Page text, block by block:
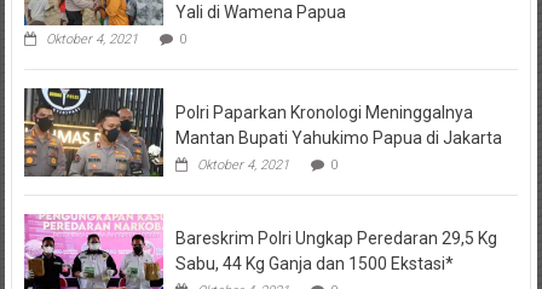
Yali di Wamena Papua
Oktober 4, 2021 0
Polri Paparkan Kronologi Meninggalnya
Mantan Bupati Yahukimo Papua di Jakarta
Oktober 4, 2021 0
Bareskrim Polri Ungkap Peredaran 29,5 Kg
Sabu, 44 Kg Ganja dan 1500 Ekstasi*